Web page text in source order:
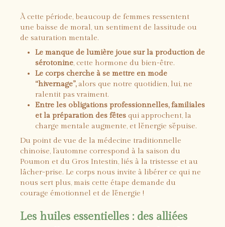
À cette période, beaucoup de femmes ressentent
une baisse de moral, un sentiment de lassitude ou
de saturation mentale.
Le manque de lumière joue sur la production de
sérotonine, cette hormone du bien-être.
Le corps cherche à se mettre en mode
“hivernage”,alors que notre quotidien, lui, ne
ralentit pas vraiment.
Entre les obligations professionnelles, familiales
et la préparation des fêtes qui approchent, la
charge mentale augmente, et l’énergie s’épuise.
Du point de vue de la médecine traditionnelle
chinoise, l’automne correspond à la saison du
Poumon et du Gros Intestin, liés à la tristesse et au
lâcher-prise. Le corps nous invite à libérer ce qui ne
nous sert plus, mais cette étape demande du
courage émotionnel et de l'énergie !
Les huiles essentielles : des alliées